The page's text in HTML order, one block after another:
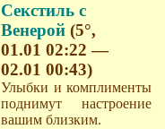
Секстиль с
Венерой(5°,
01.01 02:22 —
02.01 00:43)
Улыбки и комплименты
поднимут настроение
вашим близким.